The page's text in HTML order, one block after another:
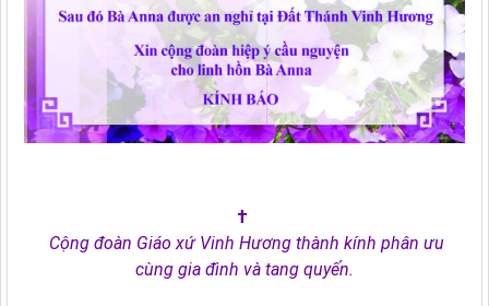
†
Cộng đoàn Giáo xứ Vinh Hương thành kính phân ưu
cùng gia đình và tang quyến.